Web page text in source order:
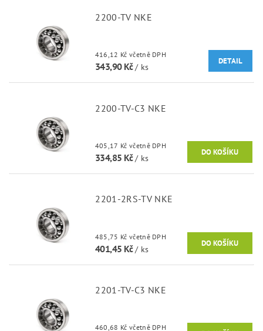
2200-TV NKE
416,12 Kč včetně DPH
343,90 Kč/ ks
DETAIL
2200-TV-C3 NKE
405,17 Kč včetně DPH
334,85 Kč/ ks
2201-2RS-TV NKE
485,75 Kč včetně DPH
401,45 Kč/ ks
2201-TV-C3 NKE
460,68 Kč včetně DPH